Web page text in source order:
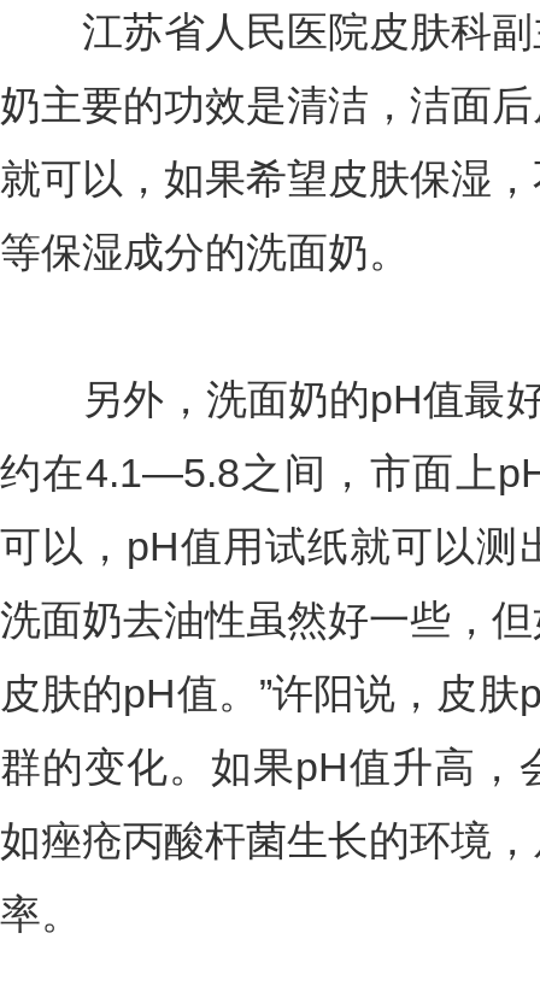
江苏省人民医院皮肤科副
奶主要的功效是清洁，洁面
就可以，如果希望皮肤保湿
等保湿成分的洗面奶。
另外，洗面奶的pH值最好
约在4.1—5.8之间，市面上
可以，pH值用试纸就可以测
洗面奶去油性虽然好一些，
皮肤的pH值。”许阳说，皮
群的变化。如果pH值升高，
如痤疮丙酸杆菌生长的环境
率。